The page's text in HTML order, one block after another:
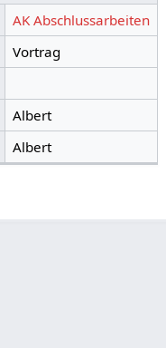
AK Abschlussarbeiten
Vortrag
Albert
Albert